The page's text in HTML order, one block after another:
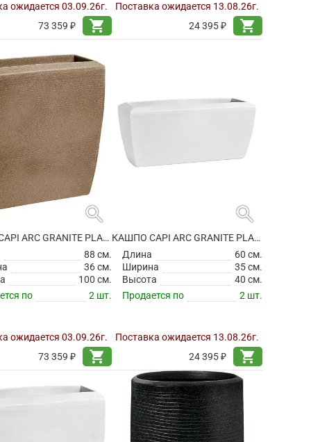
ожидается 03.09.26г.
73 359 ₽
shopping_cart
Поставка ожидается 13.08.26г.
24 395 ₽
shopping_cart
search
КАШПО CAPI ARC GRANITE PLANTER RECTANGLE WARM TAUPE
88 см.
36 см.
100 см.
по
2 шт.
ожидается 03.09.26г.
73 359 ₽
shopping_cart
search
КАШПО CAPI ARC GRANITE PLANTER RECTANGLE WHITE
Длина
60 см.
Ширина
35 см.
Высота
40 см.
Продается по
2 шт.
Поставка ожидается 13.08.26г.
24 395 ₽
shopping_cart